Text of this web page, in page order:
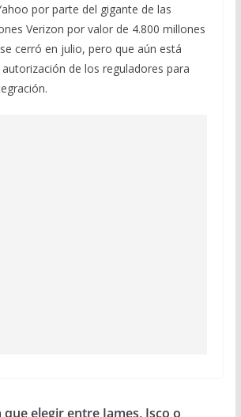
por parte del gigante de las
Verizon por valor de 4.800 millones
cerró en julio, pero que aún está
de los reguladores para
elegir entre James, Isco o